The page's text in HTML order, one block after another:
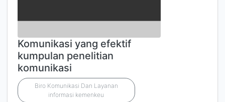
Komunikasi yang efektif
kumpulan penelitian
komunikasi
Biro Komunikasi Dan Layanan
informasi kemenkeu